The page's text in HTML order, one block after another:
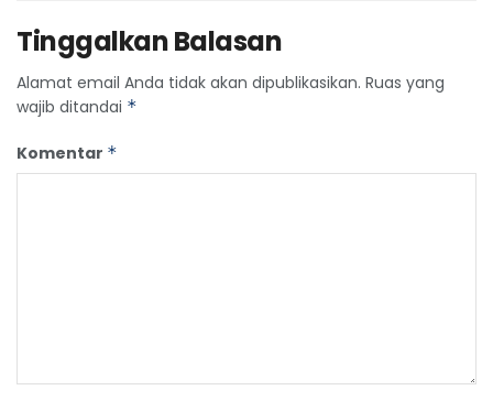
Tinggalkan Balasan
Alamat email Anda tidak akan dipublikasikan. Ruas yang
wajib ditandai *
Komentar *